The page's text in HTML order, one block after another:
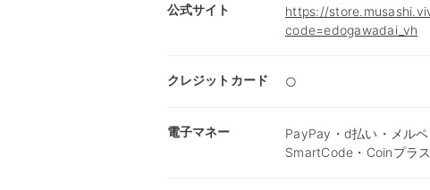
公式サイト
https://
code=edogawadai_vh
クレジットカード ○
電子マネー
PayPay・d払い・メル
SmartCode・Coinプラス